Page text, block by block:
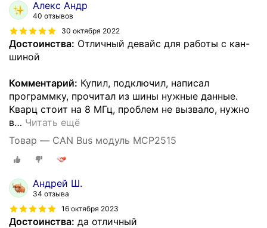
Алекс Андр
40 отзывов
30 октября 2022
Достоинства: Отличный девайс для работы с кан-
шиной
Комментарий: Купил, подключил, написал
программку, прочитал из шины нужные данные.
Кварц стоит на 8 МГц, проблем не вызвало, нужно
в… Читать ещё
Товар — CAN Bus модуль MCP2515
Андрей Ш.
34 отзыва
16 октября 2023
Достоинства: да отличный